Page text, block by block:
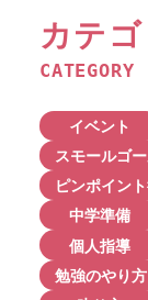
カテ
CATEGORY
イベント
スモールゴ
ピンポイン
中学準備
個人指導
勉強のやり方